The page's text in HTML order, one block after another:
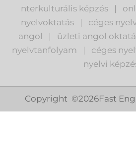
nterkulturális képzés
| o
nyelvoktatás
| céges
angol
| üzleti angol
nyelvtanfolyam
| céges
nyelvi
Copyright ©2026Fast